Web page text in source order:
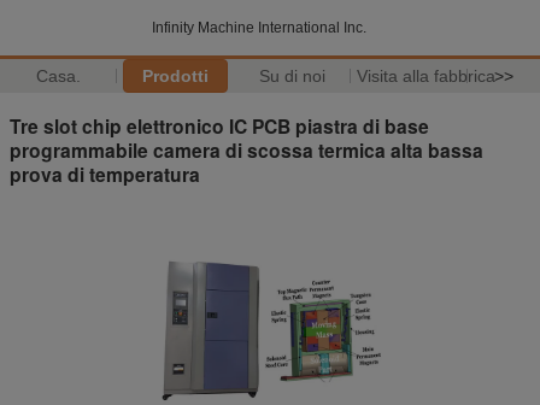
Infinity Machine International Inc.
Casa. Prodotti Su di noi Visita alla fabbrica>>
Tre slot chip elettronico IC PCB piastra di base
programmabile camera di scossa termica alta bassa
prova di temperatura